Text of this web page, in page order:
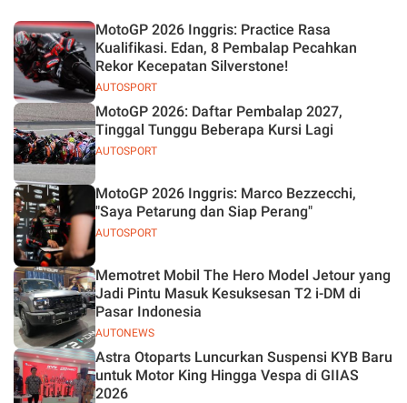
Silverstone!
AUTOSPORT
MotoGP 2026 Inggris: Practice Rasa
Kualifikasi. Edan, 8 Pembalap Pecahkan
Rekor Kecepatan Silverstone!
AUTOSPORT
MotoGP 2026: Daftar Pembalap 2027,
Tinggal Tunggu Beberapa Kursi Lagi
AUTOSPORT
MotoGP 2026 Inggris: Marco Bezzecchi,
"Saya Petarung dan Siap Perang"
AUTONEWS
Memotret Mobil The Hero Model Jetour yang
Jadi Pintu Masuk Kesuksesan T2 i-DM di
Pasar Indonesia
Astra Otoparts Luncurkan Suspensi KYB Baru
untuk Motor King Hingga Vespa di GIIAS
2026